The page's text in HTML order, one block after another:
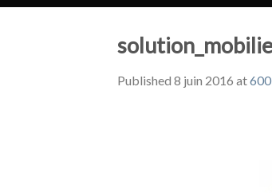
Published 8 juin 2016 at